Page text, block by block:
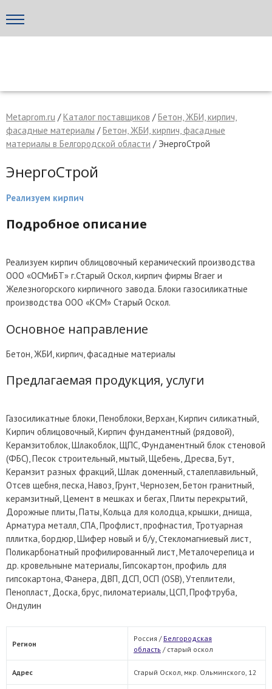
МЕТАПРОМ - российский торгово-промышленный портал
Написать поставщику
Metaprom.ru /Каталог поставщиков /Бетон, ЖБИ, кирпич,
фасадные материалы /Бетон, ЖБИ, кирпич, фасадные
материалы в Белгородской области / ЭнергоСтрой
ЭнергоСтрой
Реализуем кирпич
Подробное описание
Реализуем кирпич облицовочный керамический производства
ООО «ОСМиБТ» г.Старый Оскол, кирпич фирмы Braer и
Железногорского кирпичного завода. Блоки газосиликатные
производства ООО «КСМ» Старый Оскол.
Основное направление
Бетон, ЖБИ, кирпич, фасадные материалы
Предлагаемая продукция, услуги
Газосиликатные блоки, Пеноблоки, Верхан, Кирпич силикатный,
Кирпич облицовочный, Кирпич фундаментный (рядовой),
Керамзитоблок, Шлакоблок, ЩПС, Фундаментный блок стеновой
(ФБС), Песок строительный, мытый, Щебень, Дресва, Бут,
Керамзит разных фракций, Шлак доменный, сталеплавильный,
Отсев щебня, песка, Навоз, Грунт, Чернозем, Бетон гранитный,
керамзитный, Цемент в мешках и бегах, Плиты перекрытий,
Дорожные плиты, Паты, Кольца для колодца, крышки, днища,
Арматура металл, СПА, Профлист, профнастил, Тротуарная
пллитка, бордюр, Шифер новый и б/у, Стекломагниевый лист,
Поликарбонатный профилированный лист, Металочерепица и
др. кровельныне материалы, Гипсокартон, профиль для
гипсокартона, Фанера, ДВП, ДСП, ОСП (OSB), Утеплители,
Пенопласт, Доска, брус, пиломатериалы, ЦСП, Профтруба,
Ондулин
Регион
Россия / Белгородская
область / старый оскол
Адрес Старый Оскол, мкр. Ольминского, 12